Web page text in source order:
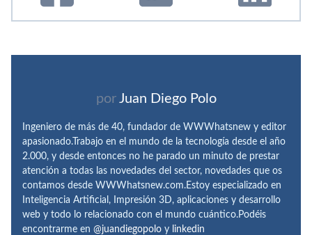
por Juan Diego Polo
Ingeniero de más de 40, fundador de WWWhatsnew y editor
apasionado.Trabajo en el mundo de la tecnología desde el año
2.000, y desde entonces no he parado un minuto de prestar
atención a todas las novedades del sector, novedades que os
contamos desde WWWhatsnew.com.Estoy especializado en
Inteligencia Artificial, Impresión 3D, aplicaciones y desarrollo
web y todo lo relacionado con el mundo cuántico.Podéis
encontrarme en @juandiegopolo y linkedin